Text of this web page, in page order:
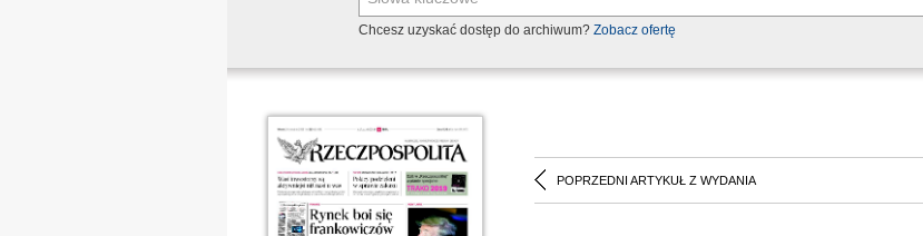
Chcesz uzyskać dostęp do archiwum? Zobacz ofertę
POPRZEDNI ARTYKUŁ Z WYDANIA